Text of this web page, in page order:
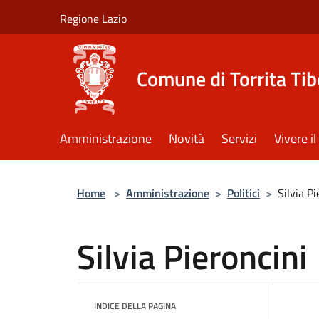
Regione Lazio
Comune di Torrita
Amministrazione Novità Servizi Vivere
Home > Amministrazione > Politici > Silvia
Silvia Pieroncini
INDICE DELLA PAGINA